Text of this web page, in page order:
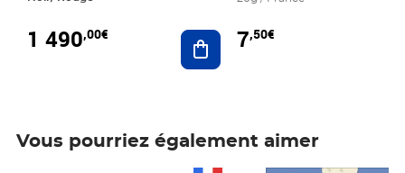
1 490,00€ Ajouter au panier
7,50€
Vous pourriez également aimer